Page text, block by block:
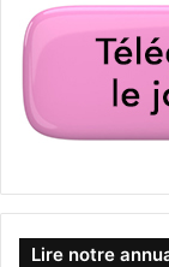
Lire notre